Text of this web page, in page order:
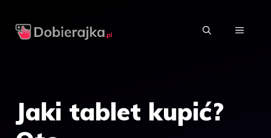
MENU
Jaki tablet kupić?